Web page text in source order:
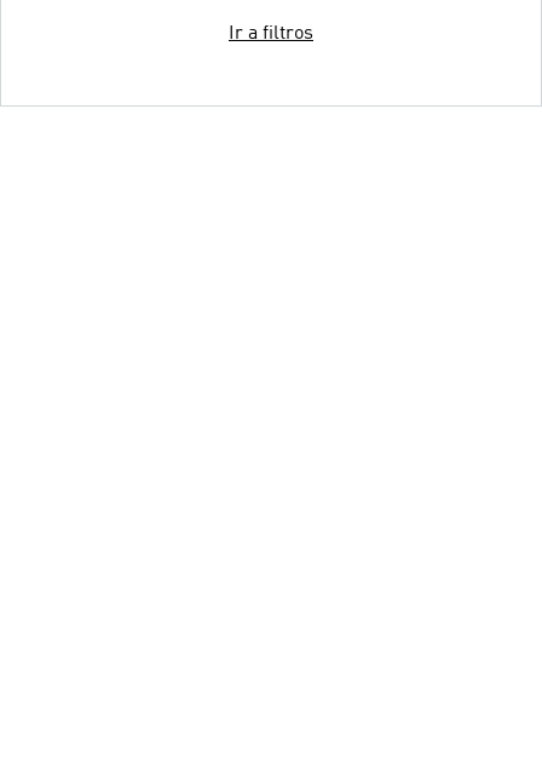
Ir a filtros